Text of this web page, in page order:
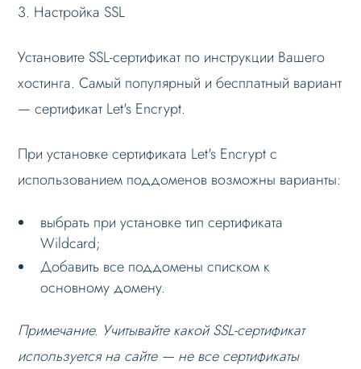
Личный кабинет
SEO и оптимизация
Лендинги и посадочные страницы
Веб-разработчикам
Вопрос-ответ
3. Настройка SSL
Установите SSL-сертификат по инструкции Вашего
хостинга. Самый популярный и бесплатный вариант
— сертификат Let's Encrypt.
При установке сертификата Let's Encrypt с
использованием поддоменов возможны варианты:
выбрать при установке тип сертификата
Wildcard;
Добавить все поддомены списком к
основному домену.
Примечание. Учитывайте какой SSL-сертификат
используется на сайте — не все сертификаты